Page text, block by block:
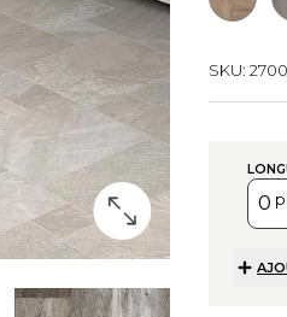
SKU: